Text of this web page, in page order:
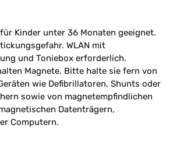
Kinder unter 36 Monaten geeignet.
WLAN mit
und Toniebox erforderlich.
Magnete. Bitte halte sie fern von
wie Defibrillatoren, Shunts oder
sowie von magnetempfindlichen
Datenträgern,
Computern.